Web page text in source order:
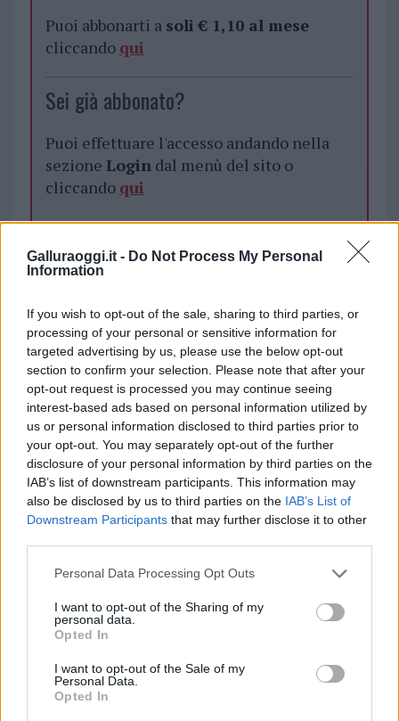
Galluraoggi.it - Do Not Process My Personal
Information
If you wish to opt-out of the sale, sharing to third parties, or
processing of your personal or sensitive information for
targeted advertising by us, please use the below opt-out
section to confirm your selection. Please note that after your
opt-out request is processed you may continue seeing
interest-based ads based on personal information utilized by
us or personal information disclosed to third parties prior to
your opt-out. You may separately opt-out of the further
disclosure of your personal information by third parties on the
IAB’s list of downstream participants. This information may
also be disclosed by us to third parties on the IAB’s List of
Downstream Participants that may further disclose it to other
Please note that this website/app uses one or more Google
not limited to your visit or usage behaviour. You may click to
grant or deny consent to Google and its third-party tags to
use your data for below specified purposes in below Google
consent section.
Personal Data Processing Opt Outs
I want to opt-out of the Sharing of my
personal data.
Opted In
I want to opt-out of the Sale of my
Personal Data.
Opted In
Puoi abbonarti a soli € 1,10 al mese
cliccando qui
Sei già abbonato?
Puoi effettuare l'accesso andando nella
sezione Logindal menù del sito o
cliccando qui
TEMI: Lutto Olbia Notizie Olbia Paolo Calaresu
i tuoi video e le tue foto
Su WhatsApp al numero +39
345 356 7512
Notizie in tempo reale?
Entra nel canale telegram di
GalluraOggi.it
Ricevi le nostre ultime news